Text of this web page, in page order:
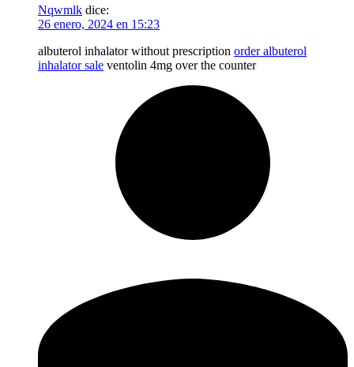
Nqwmlk dice:
26 enero, 2024 en 15:23
albuterol inhalator without prescription order albuterol
inhalator sale ventolin 4mg over the counter